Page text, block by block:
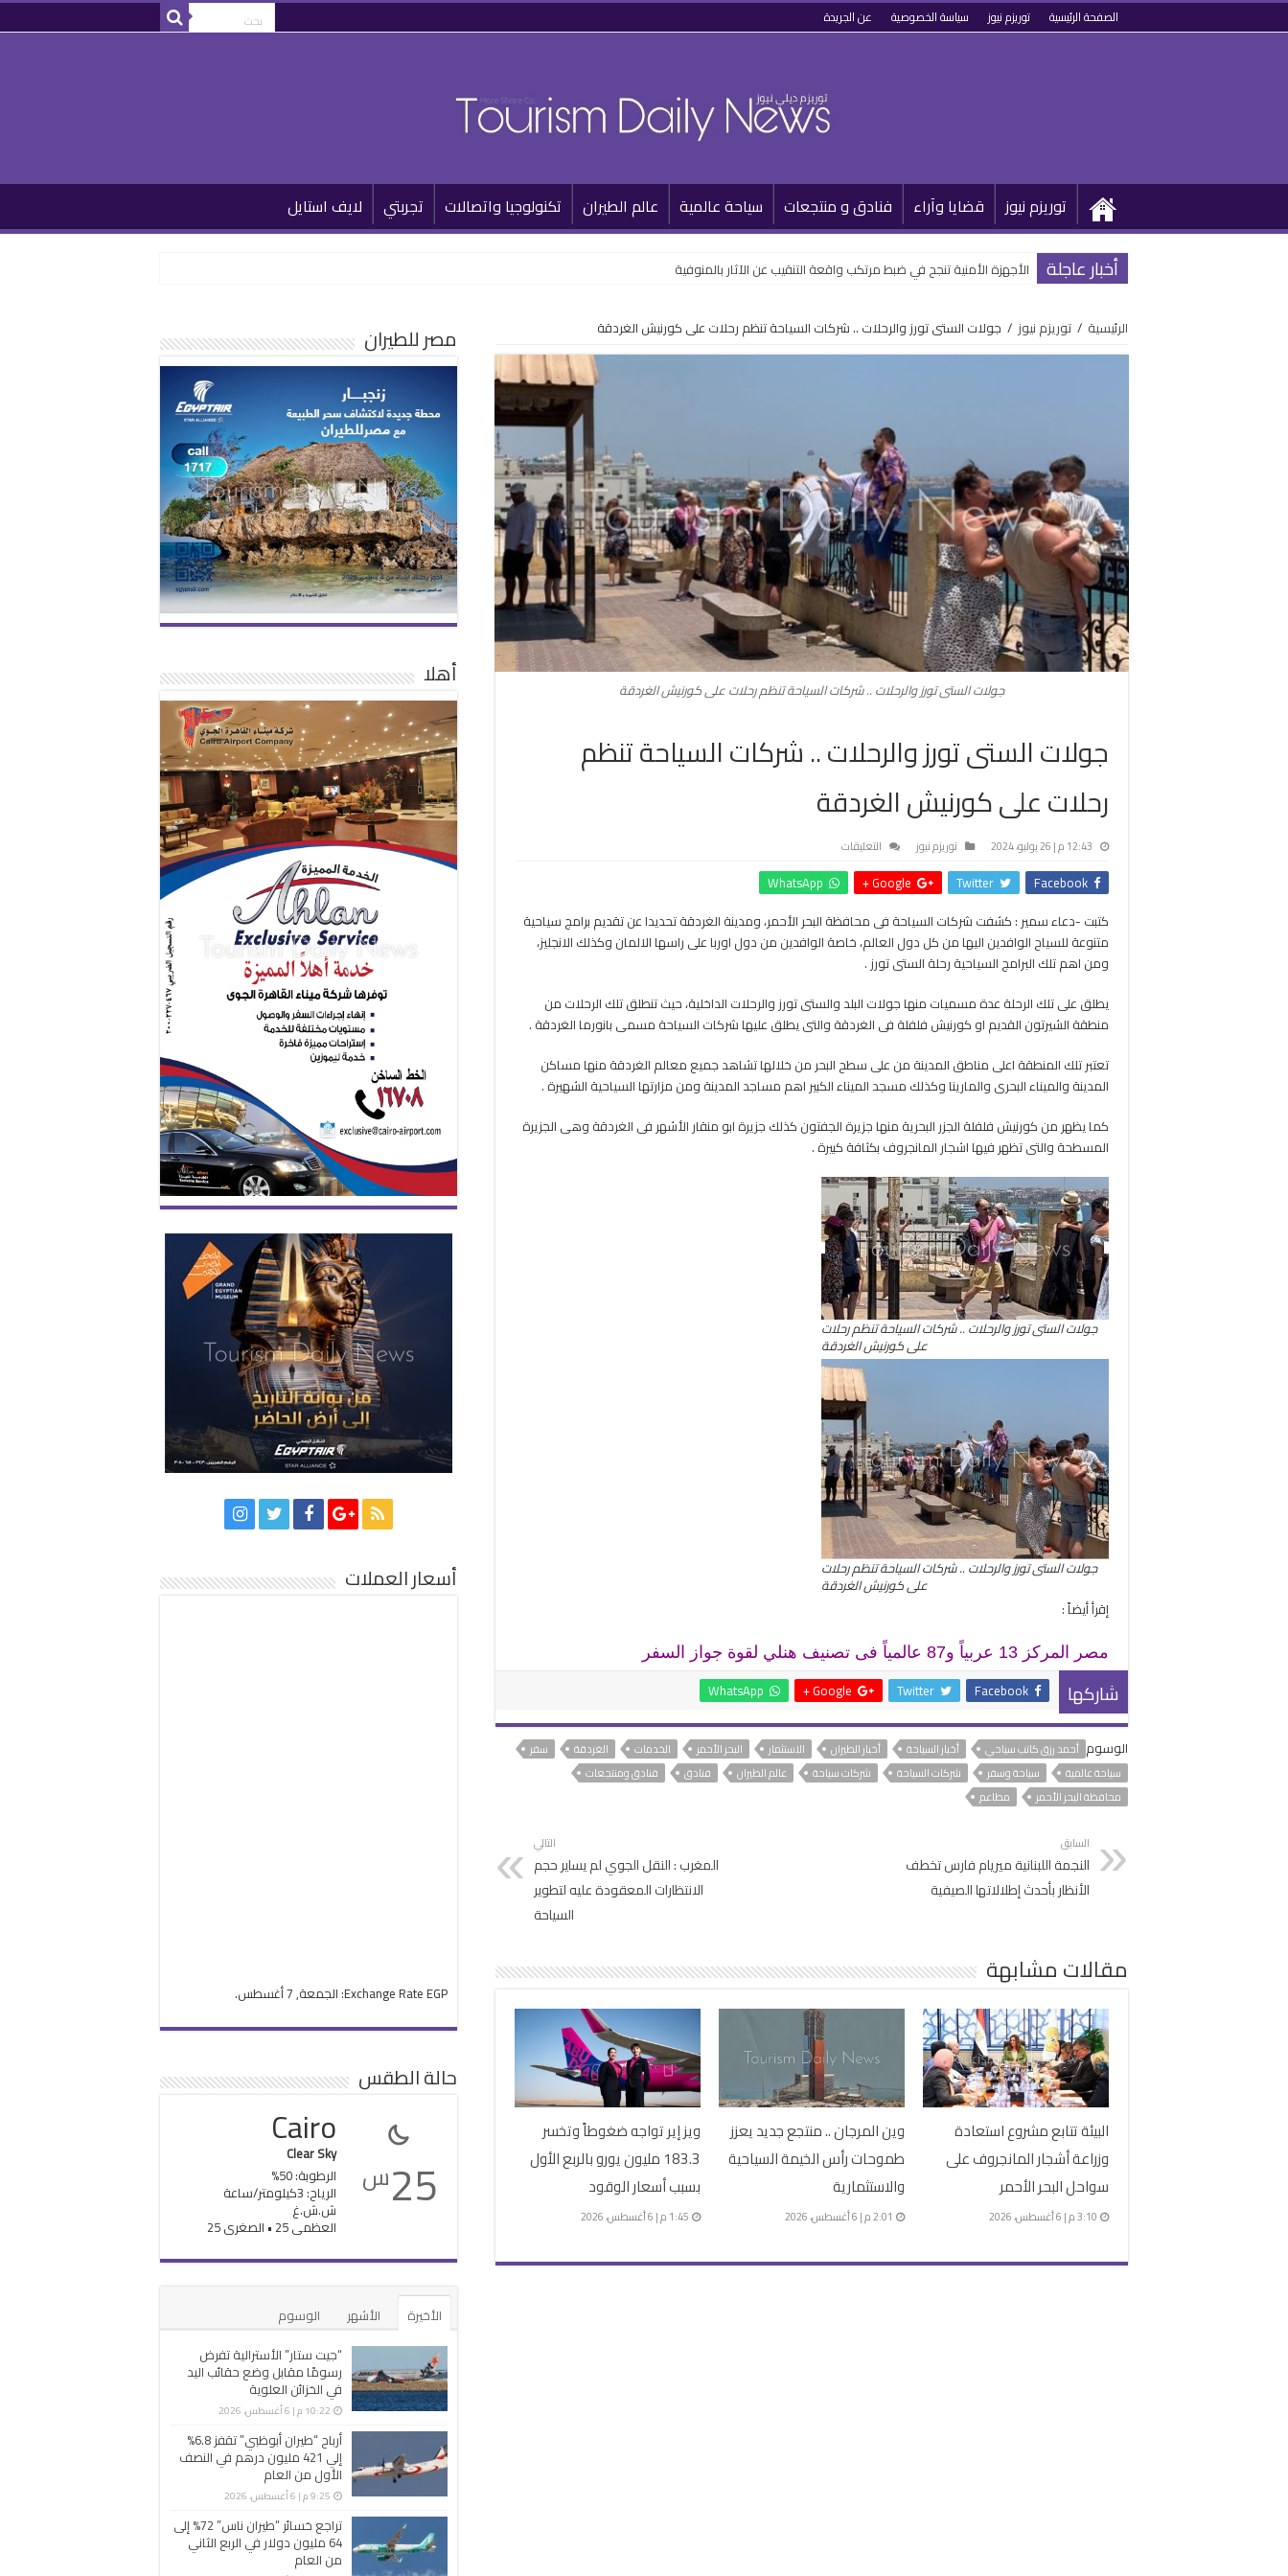
الصفحة الرئيسية توريزم نيوز سياسة الخصوصية عن الجريدة
توريزم نيوز قضايا وآراء فنادق و منتجعات سياحة عالمية عالم الطيران تكنولوجيا واتصالات تجربتي لايف استايل
أخبار عاجلة الأجهزة الأمنية تنجح في ضبط مرتكب واقعة التنقيب عن الآثار بالمنوفية
الرئيسية / توريزم نيوز / جولات الستى تورز والرحلات .. شركات السياحة تنظم رحلات على كورنيش الغردقة
جولات الستى تورز والرحلات .. شركات السياحة تنظم رحلات على كورنيش الغردقة
جولات الستى تورز والرحلات .. شركات السياحة تنظم
رحلات على كورنيش الغردقة
12:43 م | 26 يوليو، 2024 توريزم نيوز التعليقات
الستى
والرحلات
..
تنظم
رحلات
على
الغردقة
مغلقة
Facebook
Twitter
Google +
WhatsApp
كتبت -دعاء سمير : كشفت شركات السياحة فى محافظة البحر الأحمر، ومدينة الغردقة تحديدا عن تقديم برامج سياحية
متنوعة للسياح الوافدين اليها من كل دول العالم، خاصة الوافدين من دول اوربا على راسها الالمان وكذلك الانجليز،
ومن اهم تلك البرامج السياحية رحلة الستى تورز .
يطلق على تلك الرحلة عدة مسميات منها جولات البلد والستى تورز والرحلات الداخلية، حيث تنطلق تلك الرحلات من
منطقة الشيرتون القديم او كورنيش فلفلة فى الغردقة والتى يطلق عليها شركات السياحة مسمى بانورما الغردقة .
تعتبر تلك المنطقة اعلى مناطق المدينة من على سطح البحر من خلالها تشاهد جميع معالم الغردقة منها مساكن
المدينة والميناء البحرى والمارينا وكذلك مسجد الميناء الكبير اهم مساجد المدينة ومن مزارتها السياحية الشهيرة .
كما يظهر من كورنيش فلفلة الجزر البحرية منها جزيرة الجفتون كذلك جزيرة ابو منقار الأشهر فى الغردقة وهى الجزيرة
المسطحة والتى تظهر فيها اشجار المانجروف بكثافة كبيرة .
جولات الستى تورز والرحلات .. شركات السياحة تنظم رحلات
على كورنيش الغردقة
جولات الستى تورز والرحلات .. شركات السياحة تنظم رحلات
على كورنيش الغردقة
إقرأ أيضاً :
مصر المركز 13 عربياً و87 عالمياً فى تصنيف هنلي لقوة جواز السفر
شاركها Facebook
Twitter
Google +
WhatsApp
الوسوم أحمد رزق كاتب سياحي أخبار السياحة أخبار الطيران الاستثمار البحر الأحمر الخدمات الغردقة
سفر
سياحة عالمية
سياحة وسفر شركات السياحة شركات سياحة عالم الطيران فنادق
فنادق ومنتجعات
محافظة البحر الأحمر
مطاعم
السابق
النجمة اللبنانية ميريام فارس تخطف
الأنظار بأحدث إطلالاتها الصيفية
التالي
المغرب : النقل الجوي لم يساير حجم
الانتظارات المعقودة عليه لتطوير
السياحة
مقالات مشابهة
البيئة تتابع مشروع استعادة
وزراعة أشجار المانجروف على
سواحل البحر الأحمر
3:10 م | 6 أغسطس، 2026
وين المرجان .. منتجع جديد يعزز
طموحات رأس الخيمة السياحية
والاستثمارية
2:01 م | 6 أغسطس، 2026
ويز إير تواجه ضغوطاً وتخسر
183.3 مليون يورو بالربع الأول
بسبب أسعار الوقود
1:45 م | 6 أغسطس، 2026
مصر للطيران
أهلا
أسعار العملات
Exchange Rate EGP : الجمعة, 7 أغسطس.
حالة الطقس
25س
Cairo
Clear Sky
الرطوبة: 50%
الرياح: 3كيلومتر/ساعة
ش.ش.غ
العظمى 25 • الصغرى 25
الأخيرة الأشهر
الوسوم
“جيت ستار” الأسترالية تفرض
رسومًا مقابل وضع حقائب اليد
في الخزائن العلوية
10:22 م | 6 أغسطس، 2026
أرباح “طيران أبوظبي” تقفز 6.8%
إلي 421 مليون درهم في النصف
الأول من العام
9:25 م | 6 أغسطس، 2026
تراجع خسائر “طيران ناس” 72% إلى
64 مليون دولار في الربع الثاني
من العام